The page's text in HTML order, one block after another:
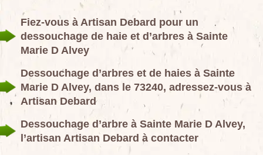
Fiez-vous à Artisan Debard pour un
dessouchage de haie et d’arbres à Sainte
Marie D Alvey
Dessouchage d’arbres et de haies à Sainte
Marie D Alvey, dans le 73240, adressez-vous à
Artisan Debard
Dessouchage d’arbre à Sainte Marie D Alvey,
l’artisan Artisan Debard à contacter